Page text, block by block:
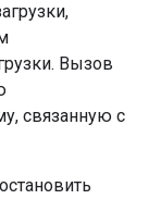
Вызов
связанную с